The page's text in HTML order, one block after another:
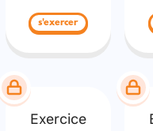
s'exercer
Exercice